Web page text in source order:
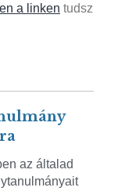
a linken tudsz
az általad